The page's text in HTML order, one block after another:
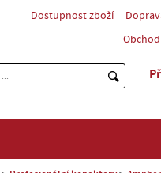
Dostupnost zboží